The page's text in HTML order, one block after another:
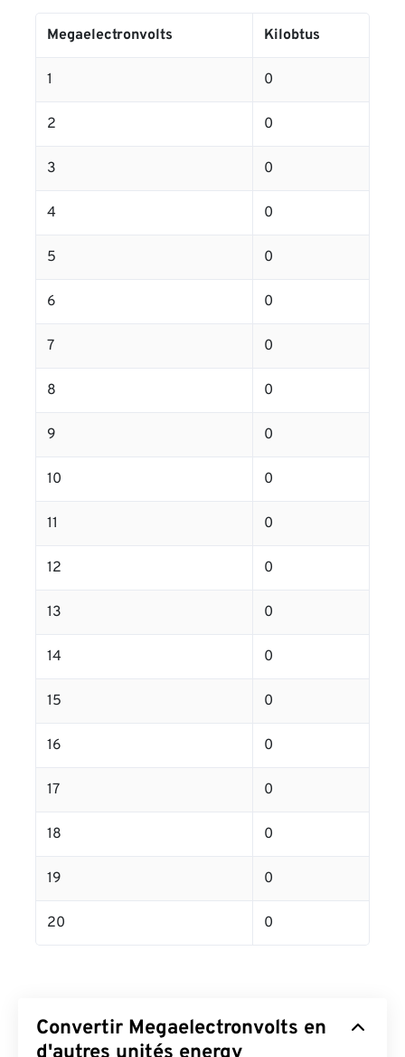
Megaelectronvolts Kilobtus
1 0
2 0
3 0
4 0
5 0
6 0
7 0
8 0
9 0
10 0
11 0
12 0
13 0
14 0
15 0
16 0
17 0
18 0
19 0
20 0
Convertir Megaelectronvolts en